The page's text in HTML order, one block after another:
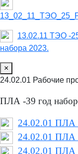
13.02.11 ТЭО -
набора 2023.
×
24.02.01 Рабочие
ПЛА -39 год
24.02.01 ПЛА
24.02.01 ПЛА
24.02.01 ПЛА